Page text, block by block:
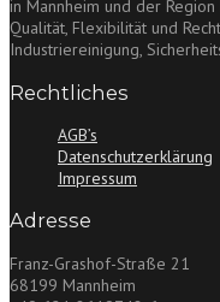
in Mannheim und der
Qualität, Flexibilität und
Industriereinigung,
Rechtliches
AGB’s
Datenschutzerklärung
Impressum
Adresse
Franz-Grashof-Straße 21
68199 Mannheim